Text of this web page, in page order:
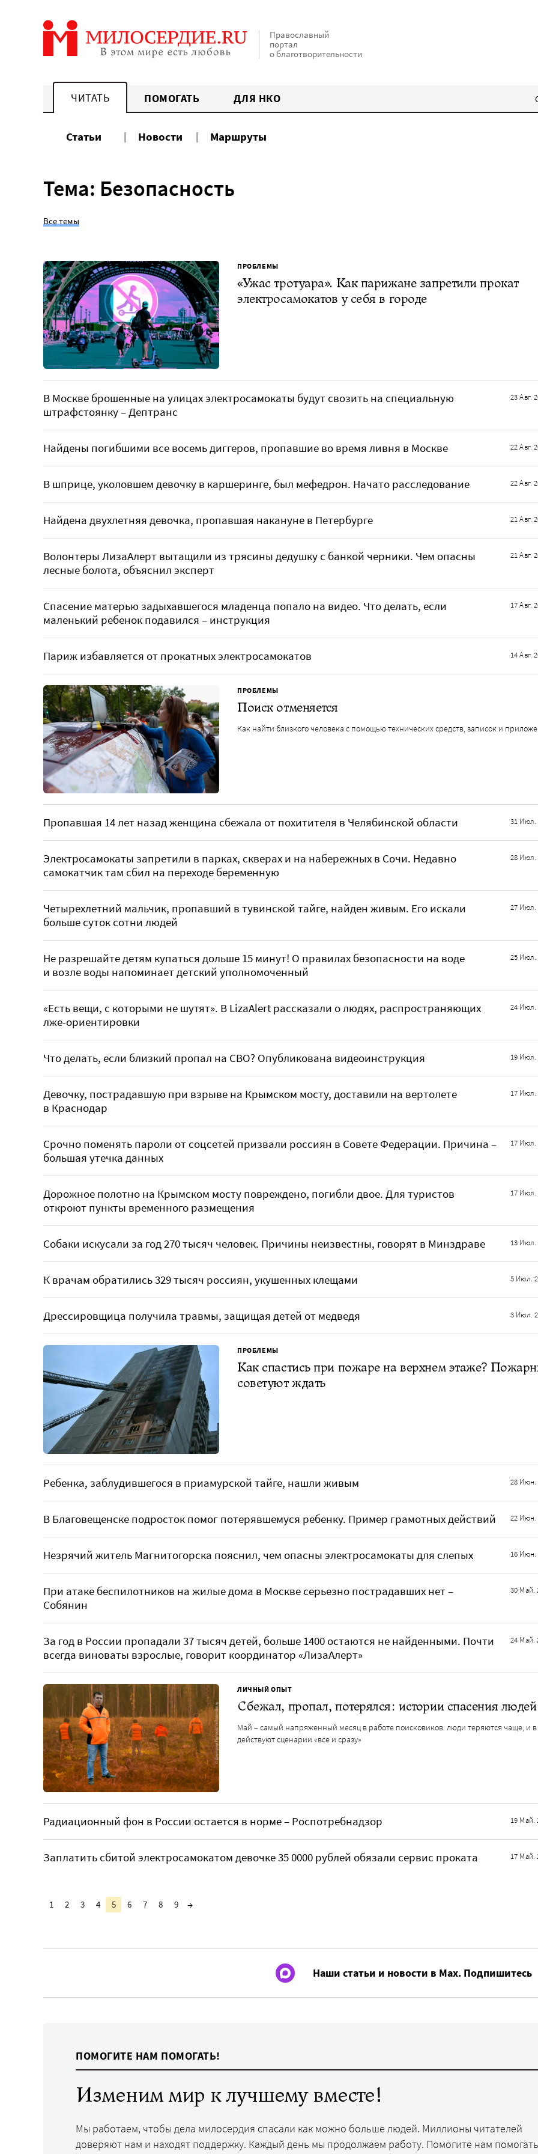
Православный
портал
о благотворительности
ЧИТАТЬ ПОМОГАТЬ ДЛЯ НКО
Статьи Новости Маршруты
Тема: Безопасность
Все темы
ПРОБЛЕМЫ
«Ужас тротуара». Как парижане запретили прокат
электросамокатов у себя в городе
В Москве брошенные на улицах электросамокаты будут свозить на специальную
штрафстоянку – Дептранс
23 Авг.
Найдены погибшими все восемь диггеров, пропавшие во время ливня в Москве 22 Авг.
В шприце, уколовшем девочку в каршеринге, был мефедрон. Начато расследование 22 Авг.
Найдена двухлетняя девочка, пропавшая накануне в Петербурге 21 Авг.
Волонтеры ЛизаАлерт вытащили из трясины дедушку с банкой черники. Чем опасны
лесные болота, объяснил эксперт
21 Авг.
Спасение матерью задыхавшегося младенца попало на видео. Что делать, если
маленький ребенок подавился – инструкция
17 Авг.
Париж избавляется от прокатных электросамокатов 14 Авг.
ПРОБЛЕМЫ
Поиск отменяется
Как найти близкого человека с помощью технических средств, записок и
Пропавшая 14 лет назад женщина сбежала от похитителя в Челябинской области 31 Июл.
Электросамокаты запретили в парках, скверах и на набережных в Сочи. Недавно
самокатчик там сбил на переходе беременную
28 Июл.
Четырехлетний мальчик, пропавший в тувинской тайге, найден живым. Его искали
больше суток сотни людей
27 Июл.
Не разрешайте детям купаться дольше 15 минут! О правилах безопасности на воде
и возле воды напоминает детский уполномоченный
25 Июл.
«Есть вещи, с которыми не шутят». В LizaAlert рассказали о людях, распространяющих
лже-ориентировки
24 Июл.
Что делать, если близкий пропал на СВО? Опубликована видеоинструкция 19 Июл.
Девочку, пострадавшую при взрыве на Крымском мосту, доставили на вертолете
в Краснодар
17 Июл.
Срочно поменять пароли от соцсетей призвали россиян в Совете Федерации. Причина –
большая утечка данных
17 Июл.
Дорожное полотно на Крымском мосту повреждено, погибли двое. Для туристов
откроют пункты временного размещения
17 Июл.
Собаки искусали за год 270 тысяч человек. Причины неизвестны, говорят в Минздраве 13 Июл.
К врачам обратились 329 тысяч россиян, укушенных клещами 5 Июл.
Дрессировщица получила травмы, защищая детей от медведя 3 Июл.
ПРОБЛЕМЫ
Как спастись при пожаре на верхнем этаже?
советуют ждать
Ребенка, заблудившегося в приамурской тайге, нашли живым 28 Июн.
В Благовещенске подросток помог потерявшемуся ребенку. Пример грамотных действий 22 Июн.
Незрячий житель Магнитогорска пояснил, чем опасны электросамокаты для слепых 16 Июн.
При атаке беспилотников на жилые дома в Москве серьезно пострадавших нет –
Собянин
30 Май.
За год в России пропадали 37 тысяч детей, больше 1400 остаются не найденными. Почти
всегда виноваты взрослые, говорит координатор «ЛизаАлерт»
24 Май.
ЛИЧНЫЙ ОПЫТ
Сбежал, пропал, потерялся: истории спасения людей
Май – самый напряженный месяц в работе поисковиков: люди теряются чаще, и
действуют сценарии «все и сразу»
Радиационный фон в России остается в норме – Роспотребнадзор 19 Май.
Заплатить сбитой электросамокатом девочке 35 0000 рублей обязали сервис проката 17 Май.
1 2 3 4 5 6 7 8 9 →
Наши статьи и новости в Max. Подпишитесь
ПОМОГИТЕ НАМ ПОМОГАТЬ!
Изменим мир к лучшему вместе!
Мы работаем, чтобы дела милосердия спасали как можно больше людей. Миллионы читателей
доверяют нам и находят поддержку. Каждый день мы продолжаем работу. Помогите нам